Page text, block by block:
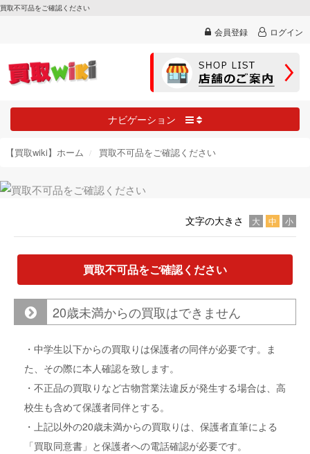
買取不可品をご確認ください
会員登録 ログイン
ナビゲーション
【買取wiki】ホーム 買取不可品をご確認ください
文字の大きさ 大 中 小
買取不可品をご確認ください
20歳未満からの買取はできません
・中学生以下からの買取りは保護者の同伴が必要です。ま
た、その際に本人確認を致します。
・不正品の買取りなど古物営業法違反が発生する場合は、高
校生も含めて保護者同伴とする。
・上記以外の20歳未満からの買取りは、保護者直筆による
「買取同意書」と保護者への電話確認が必要です。